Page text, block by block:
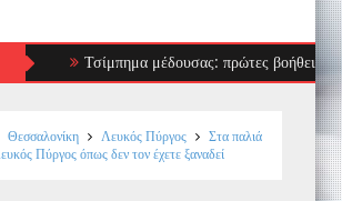
Τσίμπημα μέδουσας: πρώτες βοήθειες, τι να
Θεσσαλονίκη Λευκός Πύργος
Στα παλιά
Πύργος όπως δεν τον έχετε ξαναδεί